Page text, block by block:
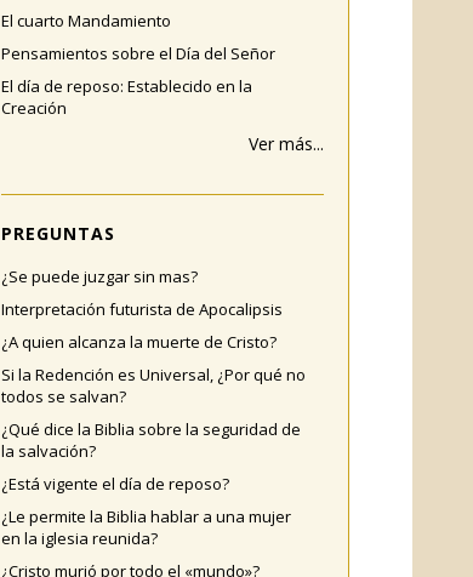
El cuarto Mandamiento
Pensamientos sobre el Día del Señor
El día de reposo: Establecido en la
Creación
Ver más...
PREGUNTAS
¿Se puede juzgar sin mas?
Interpretación futurista de Apocalipsis
¿A quien alcanza la muerte de Cristo?
Si la Redención es Universal, ¿Por qué no
todos se salvan?
¿Qué dice la Biblia sobre la seguridad de
la salvación?
¿Está vigente el día de reposo?
¿Le permite la Biblia hablar a una mujer
en la iglesia reunida?
¿Cristo murió por todo el «mundo»?